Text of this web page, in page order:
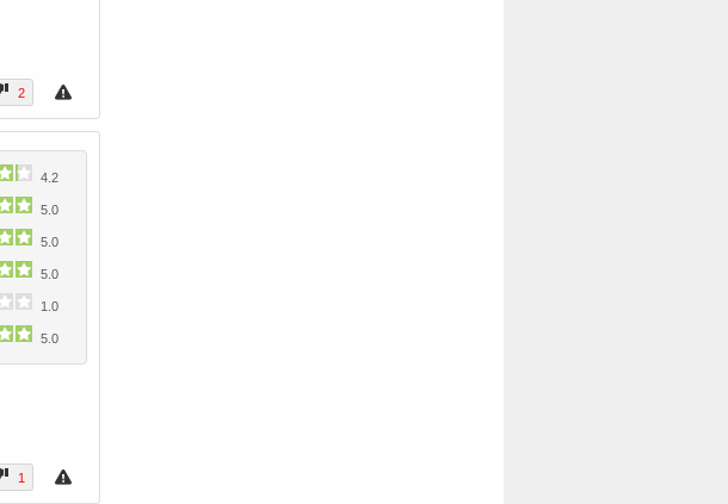
2
4.2
5.0
5.0
5.0
1.0
5.0
1